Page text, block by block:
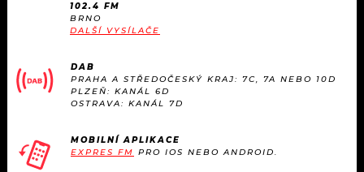
102.4 FM
BRNO
DALŠÍ VYSÍLAČE
DAB
PRAHA A STŘEDOČESKÝ KRAJ: 7C, 7A NEBO 10D
PLZEŇ: KANÁL 6D
OSTRAVA: KANÁL 7D
MOBILNÍ APLIKACE
EXPRES FM PRO IOS NEBO ANDROID.